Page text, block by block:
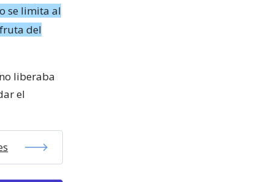
se limita al
del
liberaba
el